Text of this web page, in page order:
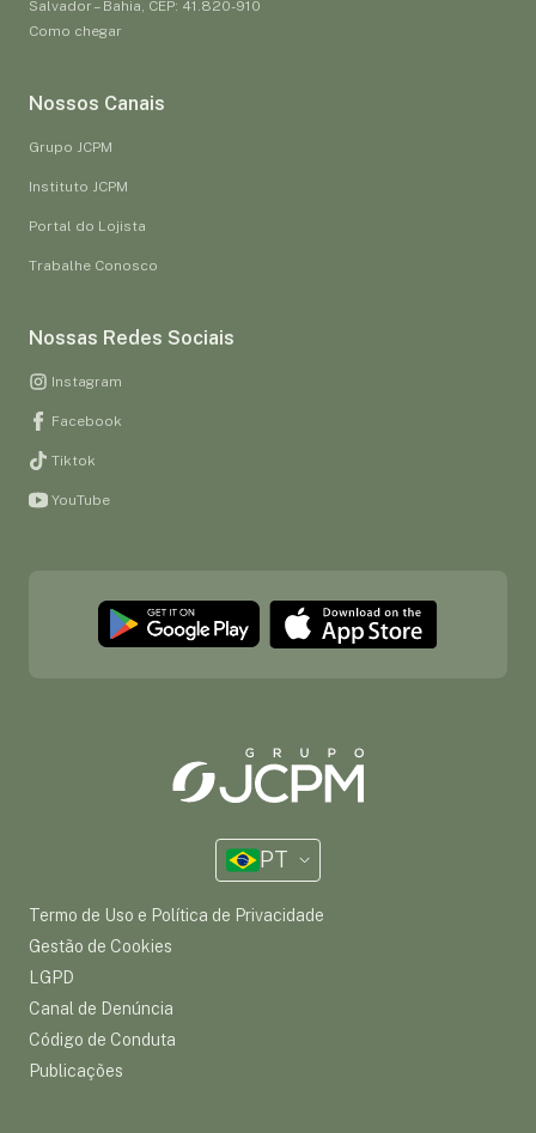
Salvador – Bahia, CEP: 41.820-910
Como chegar
Nossos Canais
Grupo JCPM
Instituto JCPM
Portal do Lojista
Trabalhe Conosco
Nossas Redes Sociais
Instagram
Facebook
Tiktok
YouTube
PT
Termo de Uso e Política de Privacidade
Gestão de Cookies
LGPD
Canal de Denúncia
Código de Conduta
Publicações